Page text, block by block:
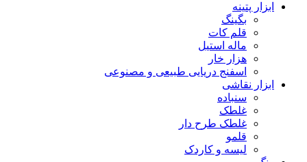
ابزار پتینه
بگینگ
قلم کات
ماله استیل
هزار خار
اسفنج دریایی طبیعی و مصنوعی
ابزار نقاشی
سنباده
غلطک
غلطک طرح دار
قلمو
لیسه و کاردک